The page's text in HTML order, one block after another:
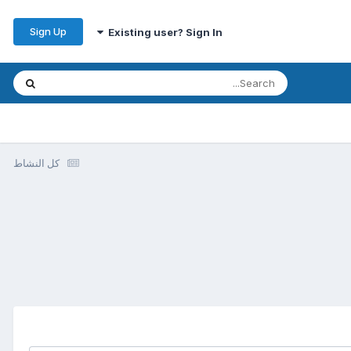
Existing user? Sign In
Sign Up
كل النشاط